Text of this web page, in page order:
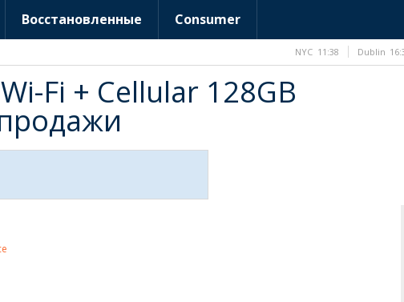
Восстановленные Consumer
Fi + Cellular 128GB
NYC 11:38 Dublin